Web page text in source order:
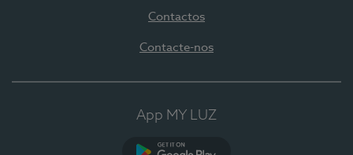
Contactos
Contacte-nos
App MY LUZ